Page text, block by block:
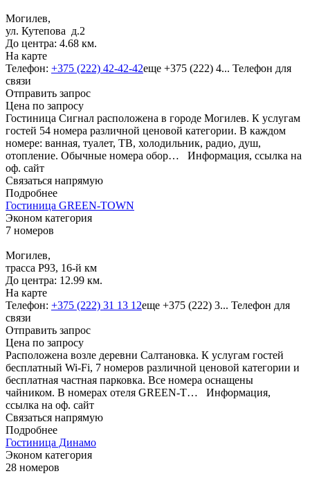
Могилев,
ул. Кутепова д.2
До центра: 4.68 км.
На карте
Телефон: +375 (222) 42-42-42еще +375 (222) 4... Телефон для
связи
Отправить запрос
Цена по запросу
Гостиница Сигнал расположена в городе Могилев. К услугам
гостей 54 номера различной ценовой категории. В каждом
номере: ванная, туалет, ТВ, холодильник, радио, душ,
отопление. Обычные номера обор… Информация, ссылка на
оф. сайт
Связаться напрямую
Подробнее
Гостиница GREEN-TOWN
Эконом категория
7 номеров
Могилев,
трасса Р93, 16-й км
До центра: 12.99 км.
На карте
Телефон: +375 (222) 31 13 12еще +375 (222) 3... Телефон для
связи
Отправить запрос
Цена по запросу
Расположена возле деревни Салтановка. К услугам гостей
бесплатный Wi-Fi, 7 номеров различной ценовой категории и
бесплатная частная парковка. Все номера оснащены
чайником. В номерах отеля GREEN-T… Информация,
ссылка на оф. сайт
Связаться напрямую
Подробнее
Гостиница Динамо
Эконом категория
28 номеров